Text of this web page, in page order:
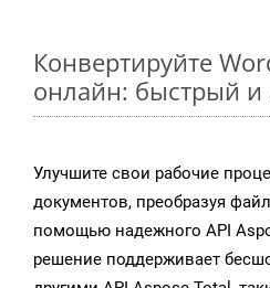
Конвертируйте
онлайн: быстрый и
Улучшите свои рабочие
документов, преобразуя
помощью надежного API
решение поддерживает